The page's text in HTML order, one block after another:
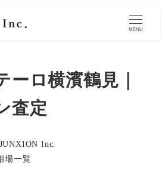
MENU
ーロ横濱鶴見｜
査定
JUNXION Inc.
場一覧